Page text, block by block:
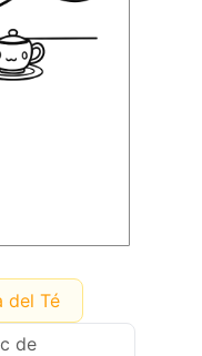
del Té
de